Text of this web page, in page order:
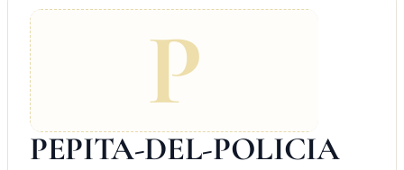
P
PEPITA-DEL-POLICIA